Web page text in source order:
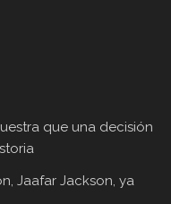
que una decisión
Jaafar Jackson, ya